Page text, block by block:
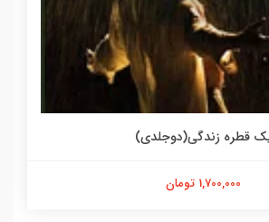
قطره زندگی(دوجلدی)
1,700,000 تومان